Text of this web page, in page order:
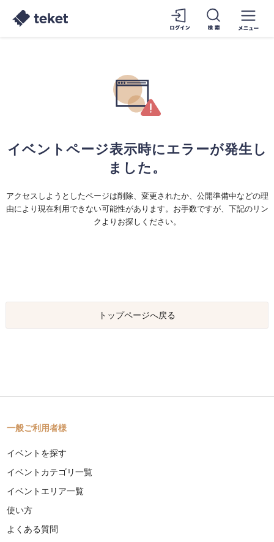
イベントページ表示時にエラーが発生し
ました。
アクセスしようとしたページは削除、変更されたか、公開準備中などの理
由により現在利用できない可能性があります。お手数ですが、下記のリン
クよりお探しください。
トップページへ戻る
一般ご利用者様
イベントを探す
イベントカテゴリ一覧
イベントエリア一覧
使い方
よくある質問